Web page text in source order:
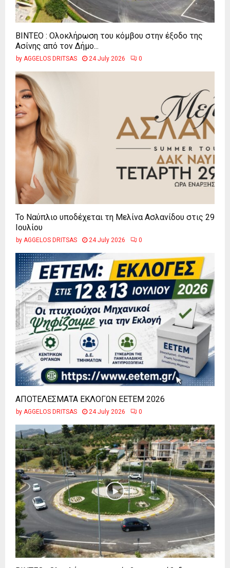
ΒΙΝΤΕΟ : Ολοκλήρωση του κόμβου στην έξοδο της
Ασίνης από τον Δήμο...
by AGGELOS DRITSAS 24 July 2026 0
Το Ναύπλιο υποδέχεται τη Μελίνα Ασλανίδου στις 29
Ιουλίου
by AGGELOS DRITSAS 24 July 2026 0
ΑΠΟΤΕΛΕΣΜΑΤΑ ΕΚΛΟΓΩΝ ΕΕΤΕΜ 2026
by AGGELOS DRITSAS 24 July 2026 0